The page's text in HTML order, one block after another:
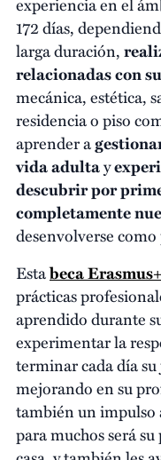
172 días,
larga duración,
relacionadas con
mecánica, estética,
residencia o piso
aprender a
vida adultay
descubrir por
completamente
desenvolverse como
Estabeca Erasmus+
prácticas
aprendido durante
experimentar la
terminar cada día
mejorando en su
también un impulso
para muchos será